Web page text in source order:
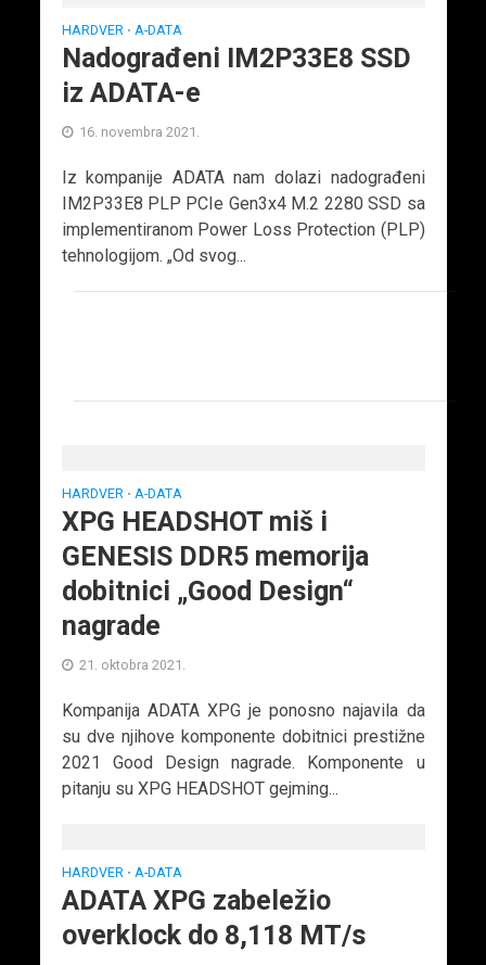
HARDVER • A-DATA
Nadograđeni IM2P33E8 SSD
iz ADATA-e
16. novembra 2021.
Iz kompanije ADATA nam dolazi nadograđeni
IM2P33E8 PLP PCIe Gen3x4 M.2 2280 SSD sa
implementiranom Power Loss Protection (PLP)
tehnologijom. „Od svog...
HARDVER • A-DATA
XPG HEADSHOT miš i
GENESIS DDR5 memorija
dobitnici „Good Design“
nagrade
21. oktobra 2021.
Kompanija ADATA XPG je ponosno najavila da
su dve njihove komponente dobitnici prestižne
2021 Good Design nagrade. Komponente u
pitanju su XPG HEADSHOT gejming...
HARDVER • A-DATA
ADATA XPG zabeležio
overklock do 8,118 MT/s